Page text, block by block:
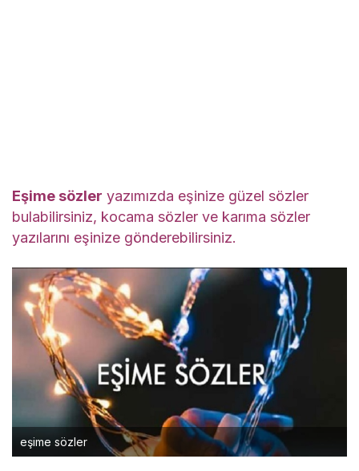
Eşime sözler yazımızda eşinize güzel sözler
bulabilirsiniz, kocama sözler ve karıma sözler
yazılarını eşinize gönderebilirsiniz.
eşime sözler